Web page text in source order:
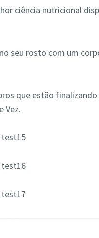
ciência nutricional
seu rosto com um
que estão finalizando
Vez.